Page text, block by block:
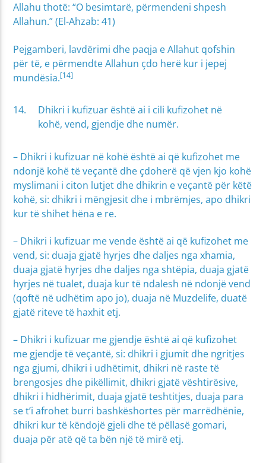
Allahu thotë: “O besimtarë, përmendeni shpesh
Allahun.” (El-Ahzab: 41)
Pejgamberi, lavdërimi dhe paqja e Allahut qofshin
për të, e përmendte Allahun çdo herë kur i jepej
mundësia.[14]
Dhikri i kufizuar është ai i cili kufizohet në
kohë, vend, gjendje dhe numër.
– Dhikri i kufizuar në kohë është ai që kufizohet me
ndonjë kohë të veçantë dhe çdoherë që vjen kjo kohë
myslimani i citon lutjet dhe dhikrin e veçantë për këtë
kohë, si: dhikri i mëngjesit dhe i mbrëmjes, apo dhikri
kur të shihet hëna e re.
– Dhikri i kufizuar me vende është ai që kufizohet me
vend, si: duaja gjatë hyrjes dhe daljes nga xhamia,
duaja gjatë hyrjes dhe daljes nga shtëpia, duaja gjatë
hyrjes në tualet, duaja kur të ndalesh në ndonjë vend
(qoftë në udhëtim apo jo), duaja në Muzdelife, duatë
gjatë riteve të haxhit etj.
– Dhikri i kufizuar me gjendje është ai që kufizohet
me gjendje të veçantë, si: dhikri i gjumit dhe ngritjes
nga gjumi, dhikri i udhëtimit, dhikri në raste të
brengosjes dhe pikëllimit, dhikri gjatë vështirësive,
dhikri i hidhërimit, duaja gjatë teshtitjes, duaja para
se t’i afrohet burri bashkëshortes për marrëdhënie,
dhikri kur të këndojë gjeli dhe të pëllasë gomari,
duaja për atë që ta bën një të mirë etj.